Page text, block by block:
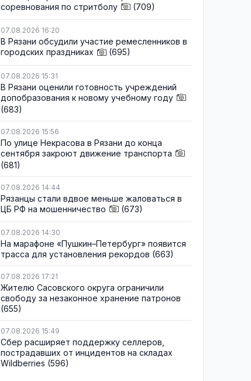
соревнования по стритболу
(709)
07.08.2026 16:20
В Рязани обсудили участие ремесленников в
городских праздниках
(695)
07.08.2026 15:31
В Рязани оценили готовность учреждений
допобразования к новому учебному году
(683)
07.08.2026 15:56
По улице Некрасова в Рязани до конца
сентября закроют движение транспорта
(681)
07.08.2026 14:44
Рязанцы стали вдвое меньше жаловаться в
ЦБ РФ на мошенничество
(673)
07.08.2026 14:30
На марафоне «Пушкин–Петербург» появится
трасса для установления рекордов (663)
07.08.2026 17:21
Жителю Сасовского округа ограничили
свободу за незаконное хранение патронов
(655)
07.08.2026 15:49
Сбер расширяет поддержку селлеров,
пострадавших от инцидентов на складах
Wildberries (596)